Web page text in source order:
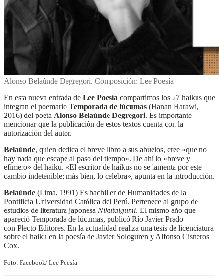
Alonso Belaúnde Degregori. Composición: Lee Poesía
En esta nueva entrada de Lee Poesía compartimos los 27 haikus que
integran el poemario Temporada de lúcumas (Hanan Harawi,
2016) del poeta Alonso Belaúnde Degregori. Es importante
mencionar que la publicación de estos textos cuenta con la
autorización del autor.
Belaúnde, quien dedica el breve libro a sus abuelos, cree «que no
hay nada que escape al paso del tiempo». De ahí lo «breve y
efímero» del haiku. «El escritor de haikus no se lamenta por este
cambio indetenible; más bien, lo celebra», apunta en la introducción.
Belaúnde (Lima, 1991) Es bachiller de Humanidades de la
Pontificia Universidad Católica del Perú. Pertenece al grupo de
estudios de literatura japonesa Nikutaigumi. El mismo año que
apareció Temporada de lúcumas, publicó Río Javier Prado
con Plecto Editores. En la actualidad realiza una tesis de licenciatura
sobre el haiku en la poesía de Javier Sologuren y Alfonso Cisneros
Cox.
Foto: Facebook/ Lee Poesía